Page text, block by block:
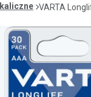
VARTA